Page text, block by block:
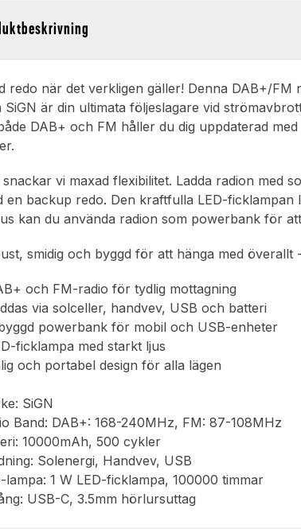
redo när det verkligen gäller! Denna DAB+/
SiGN är din ultimata följeslagare vid
DAB+ och FM håller du dig uppdaterad
vi maxad flexibilitet. Ladda radion med
en backup redo. Den kraftfulla LED-
kan du använda radion som powerbank för
smidig och byggd för att hänga med
och FM-radio för tydlig mottagning
via solceller, handvev, USB och batteri
powerbank för mobil och USB-enheter
ficklampa med starkt ljus
och portabel design för alla lägen
SiGN
Band: DAB+: 168-240MHz, FM: 87-108MHz
10000mAh, 500 cykler
Solenergi, Handvev, USB
lampa: 1 W LED-ficklampa, 100000 timmar
USB-C, 3.5mm hörlursuttag